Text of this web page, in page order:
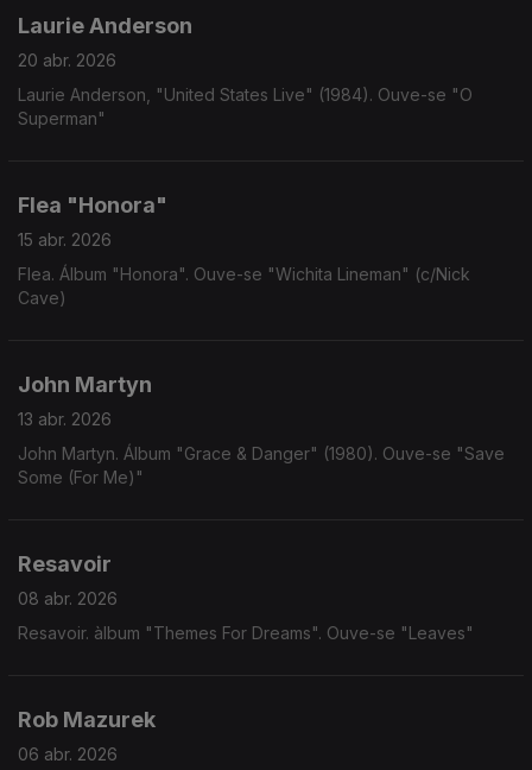
Laurie Anderson
20 abr. 2026
Laurie Anderson, "United States Live" (1984). Ouve-se "O
Superman"
Flea "Honora"
15 abr. 2026
Flea. Álbum "Honora". Ouve-se "Wichita Lineman" (c/Nick
Cave)
John Martyn
13 abr. 2026
John Martyn. Álbum "Grace & Danger" (1980). Ouve-se "Save
Some (For Me)"
Resavoir
08 abr. 2026
Resavoir. àlbum "Themes For Dreams". Ouve-se "Leaves"
Rob Mazurek
06 abr. 2026